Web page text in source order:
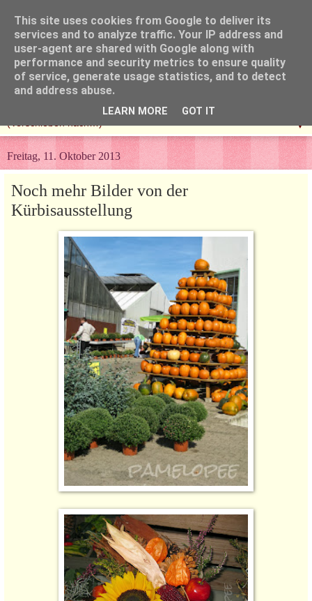
▼
Freitag, 11. Oktober 2013
Noch mehr Bilder von der
Kürbisausstellung
This site uses cookies from Google to deliver its
services and to analyze traffic. Your IP address and
user-agent are shared with Google along with
performance and security metrics to ensure quality
of service, generate usage statistics, and to detect
and address abuse.
LEARN MORE GOT IT